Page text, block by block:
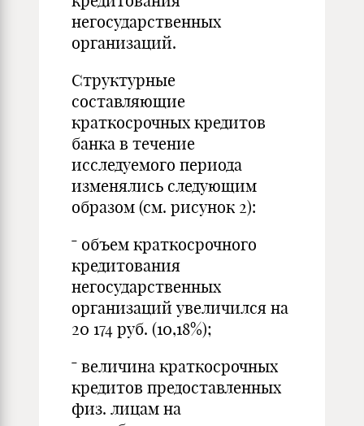
негосударственных
организаций.
Структурные
составляющие
краткосрочных кредитов
банка в течение
исследуемого периода
изменялись следующим
образом (см. рисунок 2):
ˉ объем краткосрочного
кредитования
негосударственных
организаций увеличился на
20 174 руб. (10,18%);
ˉ величина краткосрочных
кредитов предоставленных
физ. лицам на